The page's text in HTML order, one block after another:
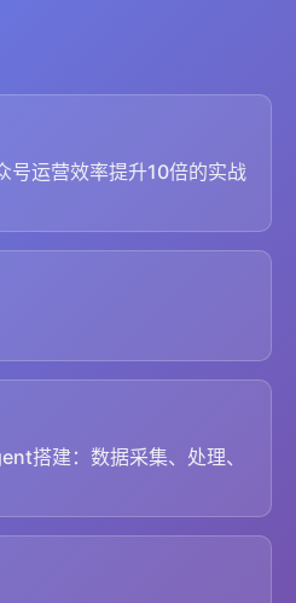
号运营效率提升10倍的实战
搭建：数据采集、处理、